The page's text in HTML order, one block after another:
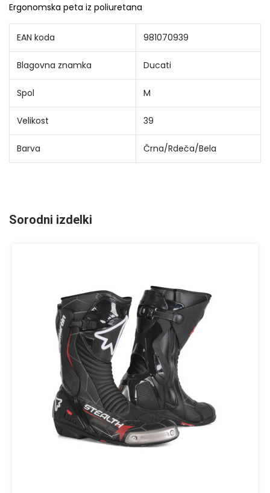
Ergonomska peta iz poliuretana
EAN koda 981070939
Blagovna znamka Ducati
Spol M
Velikost 39
Barva Črna/Rdeča/Bela
Sorodni izdelki